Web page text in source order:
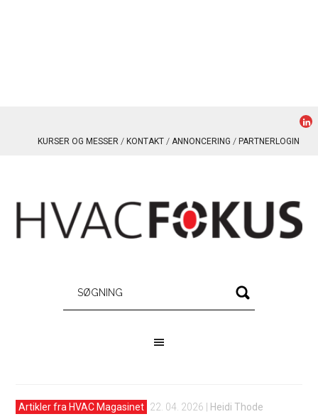
KURSER OG MESSER KONTAKT ANNONCERING PARTNERLOGIN
Artikler fra HVAC Magasinet 22. 04. 2026 Heidi Thode